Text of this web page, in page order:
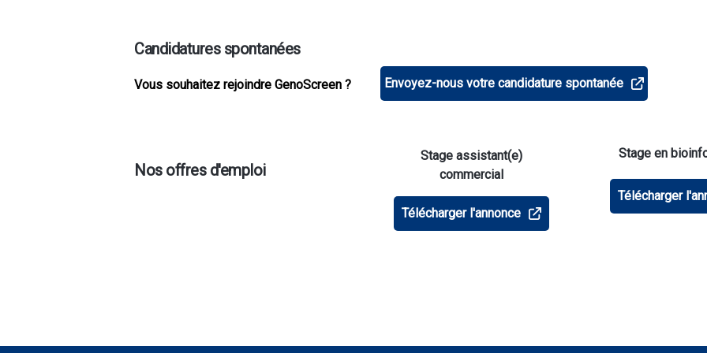
Candidatures spontanées
Vous souhaitez rejoindre GenoScreen ? Envoyez-nous votre candidature spontanée
Nos offres d'emploi
Stage assistant(e)
commercial
Télécharger l'annonce
Stage en
Télécharger